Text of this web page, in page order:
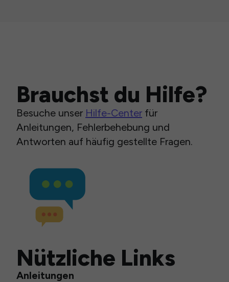
Brauchst du Hilfe?
Besuche unser Hilfe-Center für
Anleitungen, Fehlerbehebung und
Antworten auf häufig gestellte Fragen.
Nützliche Links
Anleitungen